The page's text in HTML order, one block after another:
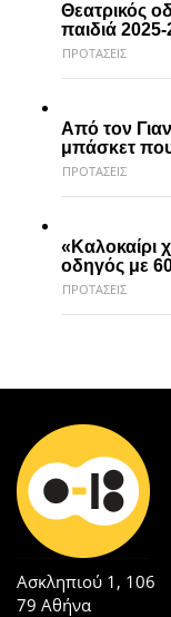
Θεατρικός
παιδιά
ΠΡΟΤΑΣΕΙΣ
Από τον
μπάσκετ
ΠΡΟΤΑΣΕΙΣ
«Καλοκαίρι
οδηγός με
ΠΡΟΤΑΣΕΙΣ
Ασκληπιού 1, 106
79 Αθήνα